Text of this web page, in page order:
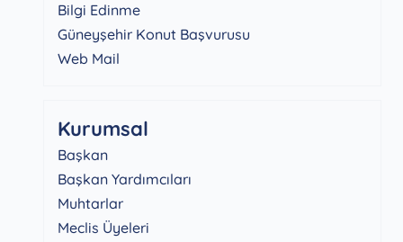
Bilgi Edinme
Güneyşehir Konut Başvurusu
Web Mail
Kurumsal
Başkan
Başkan Yardımcıları
Muhtarlar
Meclis Üyeleri